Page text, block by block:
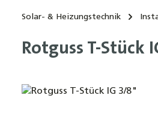
Solar- & Heizungstechnik
Rotguss T-Stück
Bildergalerie überspringen